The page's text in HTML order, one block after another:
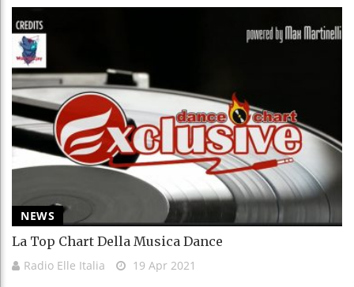
NEWS
La Top Chart Della Musica Dance
Radio Elle Italia
19 Apr 2021